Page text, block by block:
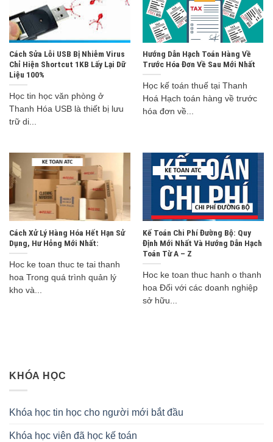
Cách Sửa Lỗi USB Bị Nhiễm Virus
Chỉ Hiện Shortcut 1KB Lấy Lại Dữ
Liệu 100%
Học tin học văn phòng ở
Thanh Hóa USB là thiết bị lưu
trữ di...
Hướng Dẫn Hạch Toán Hàng Về
Trước Hóa Đơn Về Sau Mới Nhất
Học kế toán thuế tại Thanh
Hoá Hạch toán hàng về trước
hóa đơn về...
Cách Xử Lý Hàng Hóa Hết Hạn Sử
Dụng, Hư Hỏng Mới Nhất:
Hoc ke toan thuc te tai thanh
hoa Trong quá trình quản lý
kho và...
Kế Toán Chi Phí Đường Bộ: Quy
Định Mới Nhất Và Hướng Dẫn Hạch
Toán Từ A – Z
Hoc ke toan thuc hanh o thanh
hoa Đối với các doanh nghiệp
sở hữu...
KHÓA HỌC
Khóa học tin học cho người mới bắt đầu
Khóa học viên đã học kế toán